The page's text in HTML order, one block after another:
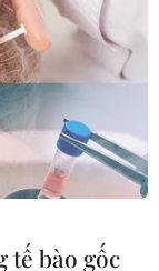
tế bào gốc